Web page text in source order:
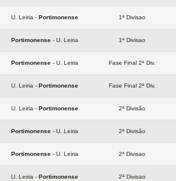
U. Leiria - Portimonense 1ª Divisao
Portimonense - U. Leiria 1ª Divisao
Portimonense - U. Leiria Fase Final 2ª Div.
U. Leiria - Portimonense Fase Final 2ª Div.
U. Leiria - Portimonense 2ª Divisão
Portimonense - U. Leiria 2ª Divisão
Portimonense - U. Leiria 2ª Divisao
U. Leiria - Portimonense 2ª Divisao